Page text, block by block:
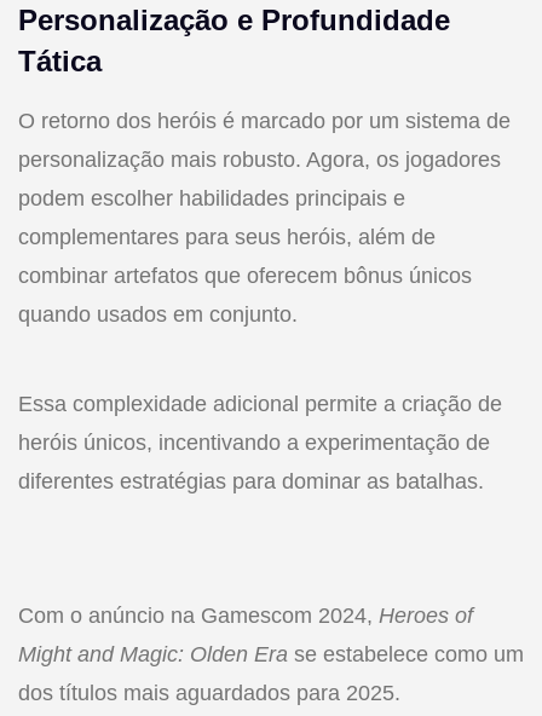
Personalização e Profundidade
Tática
O retorno dos heróis é marcado por um sistema de
personalização mais robusto. Agora, os jogadores
podem escolher habilidades principais e
complementares para seus heróis, além de
combinar artefatos que oferecem bônus únicos
quando usados em conjunto.
Essa complexidade adicional permite a criação de
heróis únicos, incentivando a experimentação de
diferentes estratégias para dominar as batalhas.
Com o anúncio na Gamescom 2024, Heroes of
Might and Magic: Olden Era se estabelece como um
dos títulos mais aguardados para 2025.